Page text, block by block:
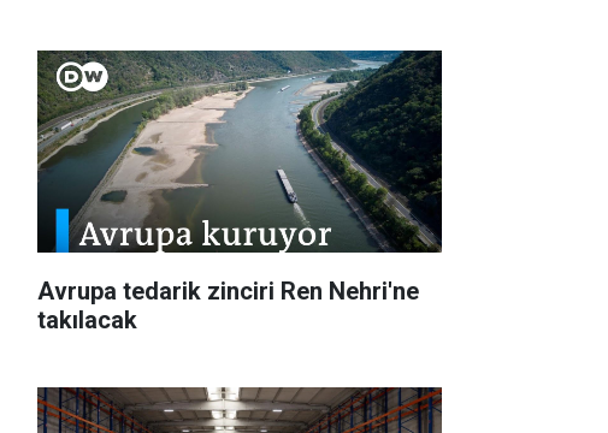
Avrupa tedarik zinciri Ren Nehri'ne
takılacak